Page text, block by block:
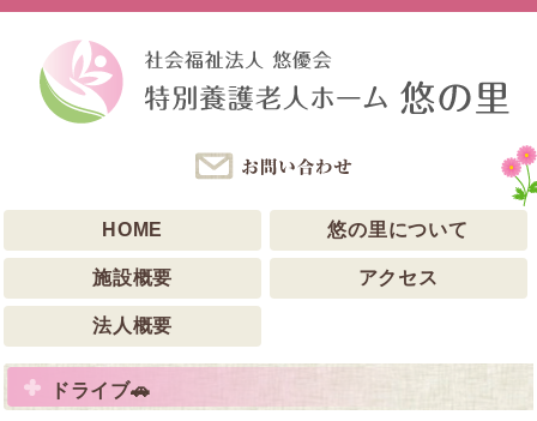
HOME 悠の里について
施設概要 アクセス
法人概要
ドライブ🚗